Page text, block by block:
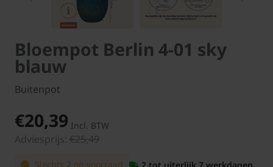
Bloempot Berlin 4-01 sky
blauw
Buitenpot
€20,39 Incl. BTW
Adviesprijs: €25,49
Slechts 2 op voorraad